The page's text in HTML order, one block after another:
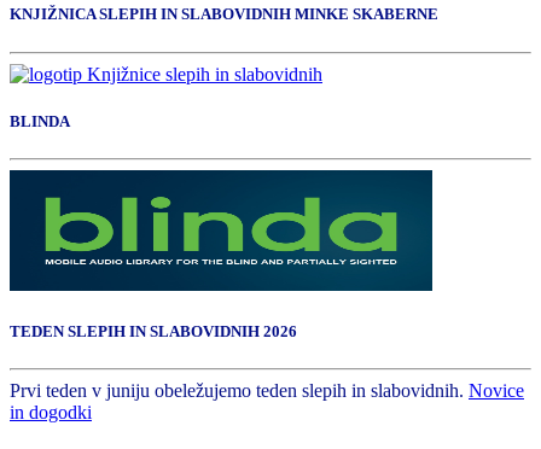
KNJIŽNICA SLEPIH IN SLABOVIDNIH MINKE SKABERNE
BLINDA
TEDEN SLEPIH IN SLABOVIDNIH 2026
Prvi teden v juniju obeležujemo teden slepih in slabovidnih. Novice
in dogodki